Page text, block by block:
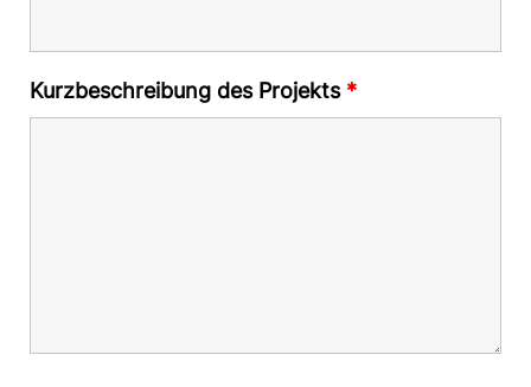
Kurzbeschreibung des Projekts *